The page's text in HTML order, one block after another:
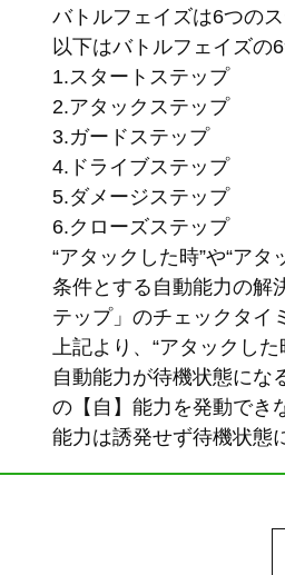
バトルフェイズは6つの
以下はバトルフェイズの
1.スタートステップ
2.アタックステップ
3.ガードステップ
4.ドライブステップ
5.ダメージステップ
6.クローズステップ
“アタックした時”や“ア
条件とする自動能力の解
テップ」のチェックタイ
上記より、“アタックし
自動能力が待機状態にな
の【自】能力を発動でき
能力は誘発せず待機状態